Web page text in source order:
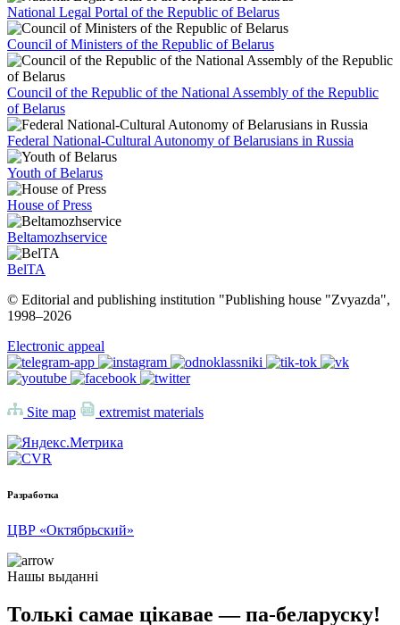
National Legal Portal of the Republic of Belarus
Council of Ministers of the Republic of Belarus
Council of the Republic of the National Assembly of the Republic
of Belarus
Federal National-Cultural Autonomy of Belarusians in Russia
Youth of Belarus
House of Press
Beltamozhservice
BelTA
© Editorial and publishing institution "Publishing house "Zvyazda",
1998–2026
Electronic appeal
Site map extremist materials
Разработка
ЦВР «Октябрьский»
Нашы выданні
Толькі самае цікавае — па-беларуску!